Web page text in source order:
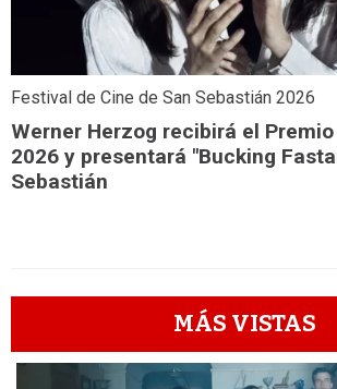
Festival de Cine de San Sebastián 2026
Werner Herzog recibirá el
2026 y presentará "Bucking
Sebastián
MÁS VISTAS